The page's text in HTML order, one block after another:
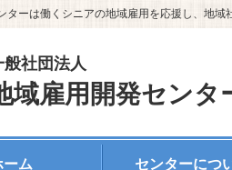
ターは働くシニアの地域雇用を応援し、地域
般社団法人
域雇用開発センタ
ーム センターにつ